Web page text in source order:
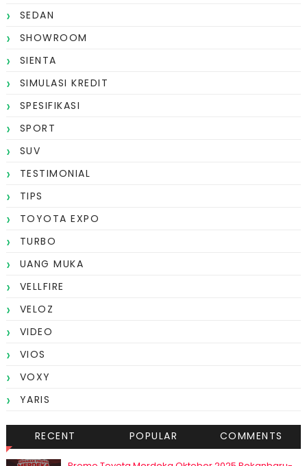
SEDAN
SHOWROOM
SIENTA
SIMULASI KREDIT
SPESIFIKASI
SPORT
SUV
TESTIMONIAL
TIPS
TOYOTA EXPO
TURBO
UANG MUKA
VELLFIRE
VELOZ
VIDEO
VIOS
VOXY
YARIS
RECENT POPULAR COMMENTS